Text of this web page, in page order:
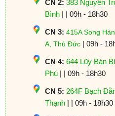
CN 2: 383 Nguyễn
Bình| | 09h - 18h30
CN 3: 415A Song
A, Thủ Đức| 09h -
CN 4: 644 Lũy Bán
Phú| | 09h - 18h30
CN 5: 264F Bạch
Thạnh| | 09h - 18h30